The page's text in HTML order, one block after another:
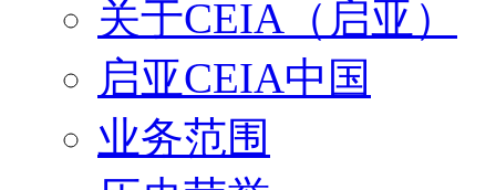
关于CEIA（启亚）
启亚CEIA中国
业务范围